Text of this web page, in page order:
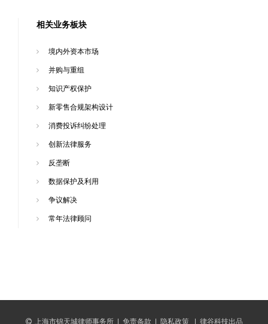
相关业务板块
境内外资本市场
并购与重组
知识产权保护
新零售合规架构设计
消费投诉纠纷处理
创新法律服务
反垄断
数据保护及利用
争议解决
常年法律顾问
上海市锦天城律师事务所 | 免责条款 | 隐私政策 | 律谷科技出品